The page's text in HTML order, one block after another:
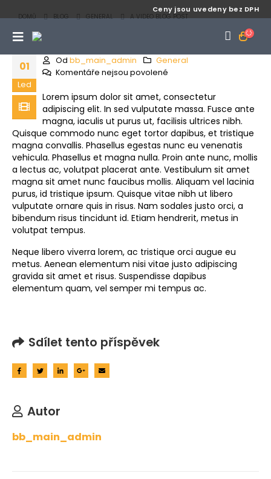
Ceny jsou uvedeny bez DPH
DOMŮ BLOG GENERAL A VIDEO BLOG POST
01
Led
Od bb_main_admin
General
Komentáře nejsou povolené
Lorem ipsum dolor sit amet, consectetur
adipiscing elit. In sed vulputate massa. Fusce ante
magna, iaculis ut purus ut, facilisis ultrices nibh.
Quisque commodo nunc eget tortor dapibus, et tristique
magna convallis. Phasellus egestas nunc eu venenatis
vehicula. Phasellus et magna nulla. Proin ante nunc, mollis
a lectus ac, volutpat placerat ante. Vestibulum sit amet
magna sit amet nunc faucibus mollis. Aliquam vel lacinia
purus, id tristique ipsum. Quisque vitae nibh ut libero
vulputate ornare quis in risus. Nam sodales justo orci, a
bibendum risus tincidunt id. Etiam hendrerit, metus in
volutpat tempus.
Neque libero viverra lorem, ac tristique orci augue eu
metus. Aenean elementum nisi vitae justo adipiscing
gravida sit amet et risus. Suspendisse dapibus
elementum quam, vel semper mi tempus ac.
Sdílet tento příspěvek
Autor
bb_main_admin